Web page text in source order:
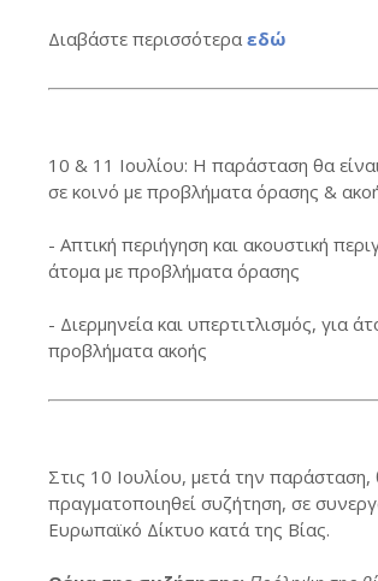
Διαβάστε περισσότερα εδώ
10 & 11 Ιουλίου: Η παράσταση θα
σε κοινό με προβλήματα όρασης &
- Απτική περιήγηση και ακουστική
άτομα με προβλήματα όρασης
- Διερμηνεία και υπερτιτλισμός, για
προβλήματα ακοής
Στις 10 Ιουλίου, μετά την παράσταση,
πραγματοποιηθεί συζήτηση, σε
Ευρωπαϊκό Δίκτυο κατά της Βίας.